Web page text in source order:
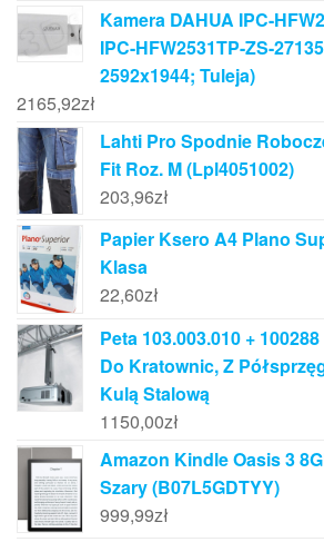
Kamera DAHUA IPC-
IPC-HFW2531TP-ZS-
2592x1944; Tuleja)
2165,92zł
Lahti Pro Spodnie
Fit Roz. M (Lpl4051002)
203,96zł
Papier Ksero A4 Plano
Klasa
22,60zł
Peta 103.003.010 +
Do Kratownic, Z
Kulą Stalową
1150,00zł
Amazon Kindle Oasis 3
Szary (B07L5GDTYY)
999,99zł